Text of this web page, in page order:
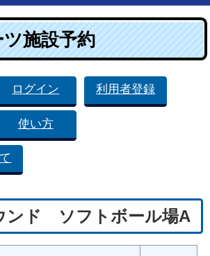
施設予約
ログイン 利用者登録
使い方
ンド ソフトボール場A